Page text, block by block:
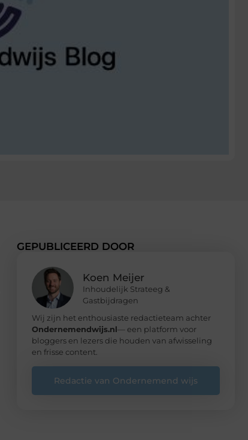
GEPUBLICEERD DOOR
Koen Meijer
Inhoudelijk Strateeg &
Gastbijdragen
Wij zijn het enthousiaste redactieteam achter
Ondernemendwijs.nl— een platform voor
bloggers en lezers die houden van afwisseling
en frisse content.
Redactie van Ondernemend wijs